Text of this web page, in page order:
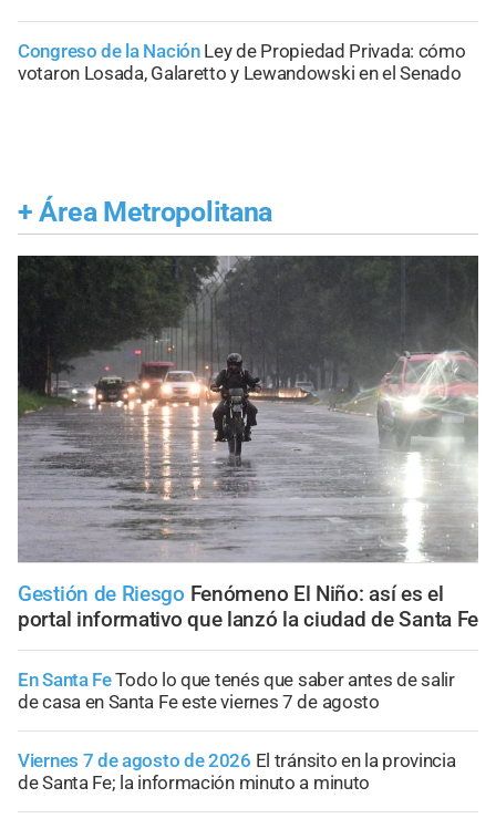
Congreso de la Nación Ley de Propiedad Privada: cómo
votaron Losada, Galaretto y Lewandowski en el Senado
+ Área Metropolitana
Gestión de Riesgo Fenómeno El Niño: así es el
portal informativo que lanzó la ciudad de Santa Fe
En Santa FeTodo lo que tenés que saber antes de salir
de casa en Santa Fe este viernes 7 de agosto
Viernes 7 de agosto de 2026 El tránsito en la provincia
de Santa Fe; la información minuto a minuto